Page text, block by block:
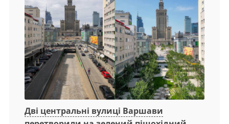
Дві центральні вулиці Варшави